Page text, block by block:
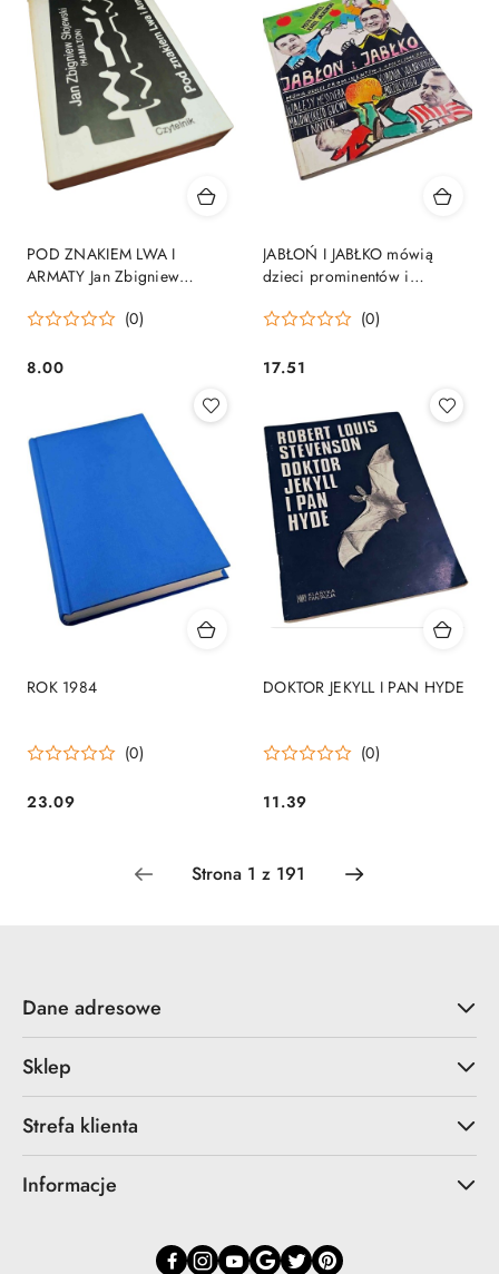
POD ZNAKIEM LWA I
ARMATY Jan Zbigniew
(0)
Cena:
8.00
JABŁOŃ I JABŁKO mówią
dzieci prominentów i
(0)
Cena:
17.51
ROK 1984
(0)
Cena:
23.09
DOKTOR JEKYLL I PAN HYDE
(0)
Cena:
11.39
Dane adresowe
Sklep
Strefa klienta
Informacje